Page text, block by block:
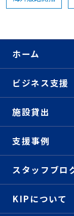
ホーム
ビジネス支援
施設貸出
支援事例
スタッフブロ
KIPについて